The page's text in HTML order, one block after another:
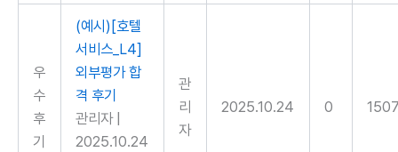
우
수
후
기
(예시)[호텔
서비스_L4]
외부평가 합
격 후기
관리자
2025.10.24
관
리
자
2025.10.24 0